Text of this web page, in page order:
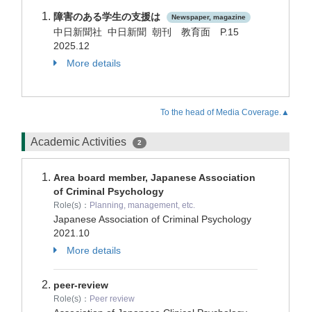
障害のある学生の支援は Newspaper, magazine
中日新聞社 中日新聞 朝刊 教育面 P.15
2025.12
More details
To the head of Media Coverage.▲
Academic Activities 2
Area board member, Japanese Association
of Criminal Psychology
Role(s)： Planning, management, etc.
Japanese Association of Criminal Psychology
2021.10
More details
peer-review
Role(s)： Peer review